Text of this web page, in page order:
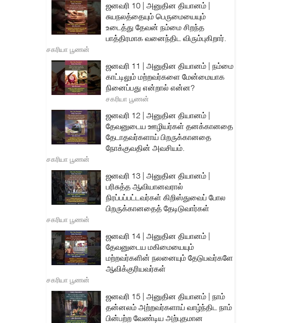
ஜனவரி 10 | அனுதின தியானம் |
சுயநலத்தையும் பெருமையையும்
உடைத்து தேவன் நம்மை சிறந்த
பாத்திரமாக வனைந்திட விரும்புகிறார்.
சகரியா பூணன்
ஜனவரி 11 | அனுதின தியானம் | நம்மை
காட்டிலும் மற்றவர்களை மேன்மையாக
நினைப்பது என்றால் என்ன?
சகரியா பூணன்
ஜனவரி 12 | அனுதின தியானம் |
தேவனுடைய ஊழியர்கள் தனக்கானதை
தேடாதவர்களாய் பிறருக்கானதை
நோக்குவதின் அவசியம்.
சகரியா பூணன்
ஜனவரி 13 | அனுதின தியானம் |
பரிசுத்த ஆவியானவரால்
நிரப்பப்பட்டவர்கள் கிறிஸ்துவைப் போல
பிறருக்கானதைத் தேடிடுவார்கள்
சகரியா பூணன்
ஜனவரி 14 | அனுதின தியானம் |
தேவனுடைய மகிமையையும்
மற்றவர்களின் நலனையும் தேடுபவர்களே
ஆவிக்குரியவர்கள்
சகரியா பூணன்
ஜனவரி 15 | அனுதின தியானம் | நாம்
தன்னலம் அற்றவர்களாய் வாழ்ந்திட நாம்
பின்பற்ற வேண்டிய அற்புதமான